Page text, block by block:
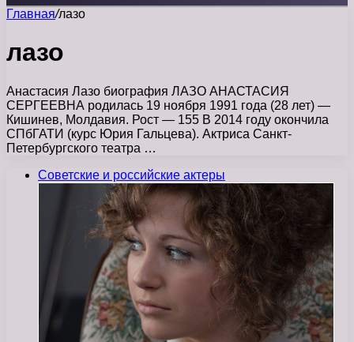
Главная/лазо
лазо
Анастасия Лазо биография ЛАЗО АНАСТАСИЯ
СЕРГЕЕВНА родилась 19 ноября 1991 года (28 лет) —
Кишинев, Молдавия. Рост — 155 В 2014 году окончила
СПбГАТИ (курс Юрия Гальцева). Актриса Санкт-
Петербургского театра …
Советские и российские актеры